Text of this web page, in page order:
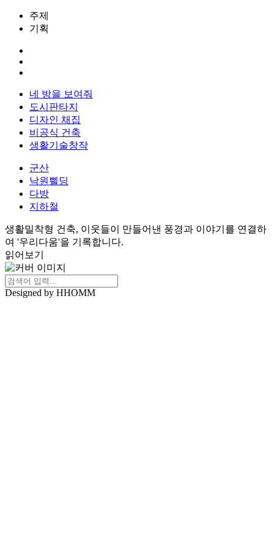
주제
기획
네 방을 보여줘
도시판타지
디자인 채집
비공식 건축
생활기술창작
군산
낙원쁼딩
다방
지하철
생활밀착형 건축, 이웃들이 만들어낸 풍경과 이야기를 연결하
여 '우리다움'을 기록합니다.
읽어보기
Designed by HHOMM